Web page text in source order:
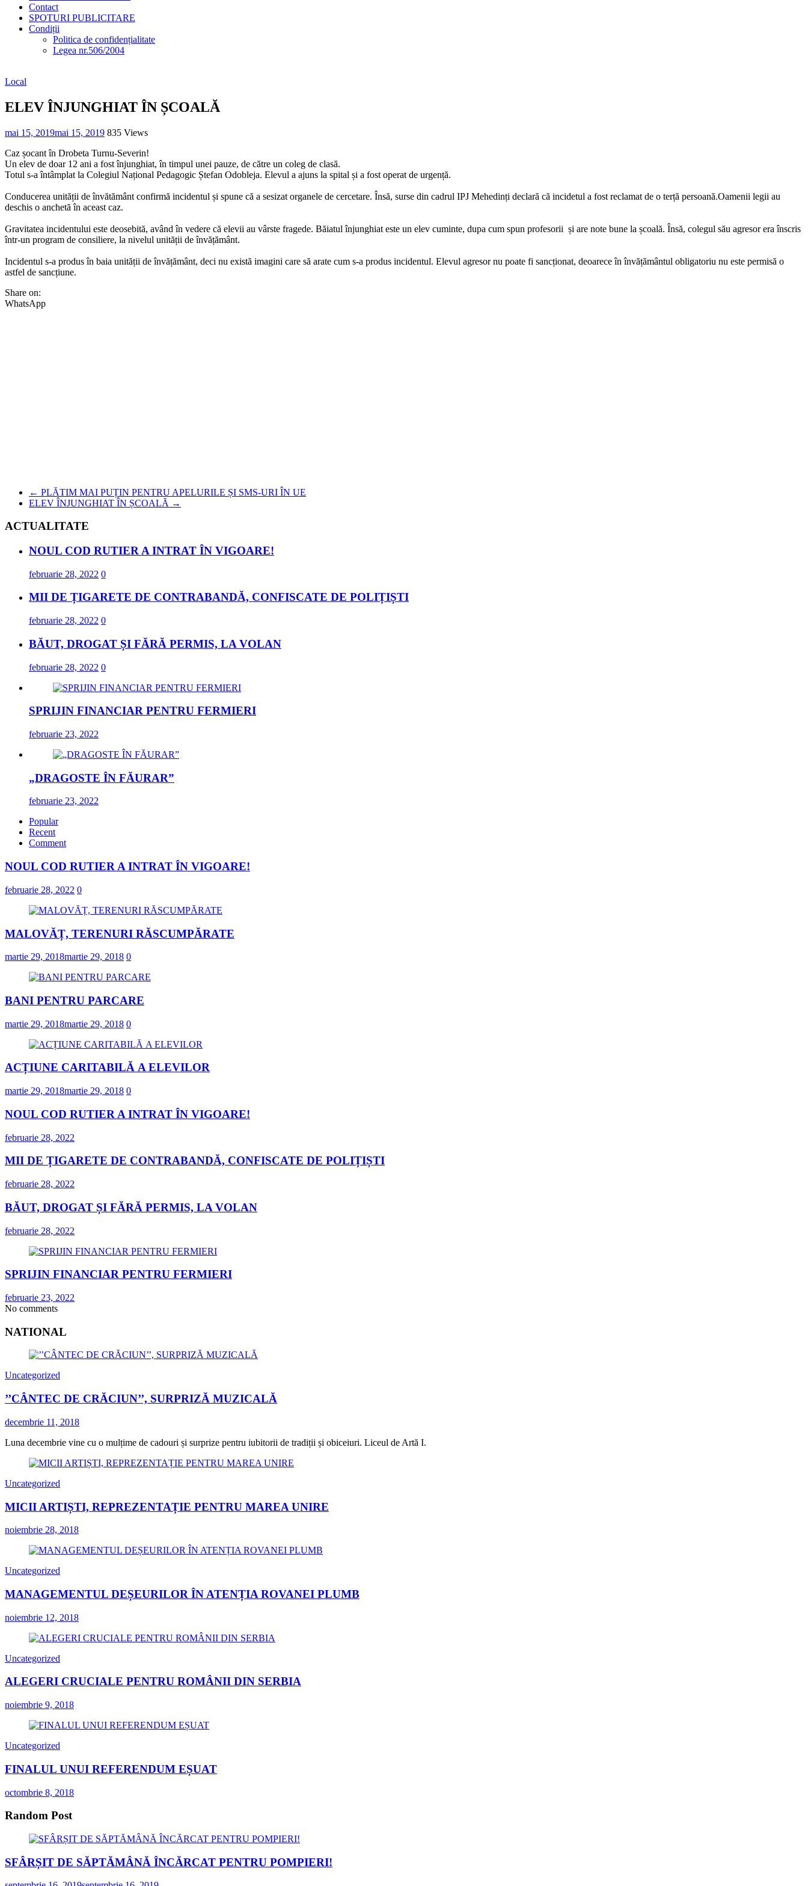
Contact
SPOTURI PUBLICITARE
Condiții
Politica de confidențialitate
Legea nr.506/2004
Local
ELEV ÎNJUNGHIAT ÎN ȘCOALĂ
mai 15, 2019mai 15, 2019 835 Views
Caz șocant în Drobeta Turnu-Severin!
Un elev de doar 12 ani a fost înjunghiat, în timpul unei pauze, de către un coleg de clasă.
Totul s-a întâmplat la Colegiul Național Pedagogic Ștefan Odobleja. Elevul a ajuns la spital și a fost operat de urgență.
Conducerea unității de învătământ confirmă incidentul și spune că a sesizat organele de cercetare. Însă, surse din cadrul IPJ Mehedinți declară că incidetul a fost reclamat de o terță persoană.Oamenii legii au
deschis o anchetă în aceast caz.
Gravitatea incidentului este deosebită, având în vedere că elevii au vârste fragede. Băiatul înjunghiat este un elev cuminte, dupa cum spun profesorii și are note bune la școală. Însă, colegul său agresor era înscris
într-un program de consiliere, la nivelul unității de învățământ.
Incidentul s-a produs în baia unității de învățământ, deci nu există imagini care să arate cum s-a produs incidentul. Elevul agresor nu poate fi sancționat, deoarece în învățământul obligatoriu nu este permisă o
astfel de sancțiune.
Share on:
WhatsApp
← PLĂTIM MAI PUȚIN PENTRU APELURILE ȘI SMS-URI ÎN UE
ELEV ÎNJUNGHIAT ÎN ȘCOALĂ →
ACTUALITATE
NOUL COD RUTIER A INTRAT ÎN VIGOARE!
februarie 28, 2022 0
MII DE ȚIGARETE DE CONTRABANDĂ, CONFISCATE DE POLIȚIȘTI
februarie 28, 2022 0
BĂUT, DROGAT ȘI FĂRĂ PERMIS, LA VOLAN
februarie 28, 2022 0
SPRIJIN FINANCIAR PENTRU FERMIERI
februarie 23, 2022
„DRAGOSTE ÎN FĂURAR”
februarie 23, 2022
Popular
Recent
Comment
NOUL COD RUTIER A INTRAT ÎN VIGOARE!
februarie 28, 2022 0
MALOVĂȚ, TERENURI RĂSCUMPĂRATE
martie 29, 2018martie 29, 2018 0
BANI PENTRU PARCARE
martie 29, 2018martie 29, 2018 0
ACȚIUNE CARITABILĂ A ELEVILOR
martie 29, 2018martie 29, 2018 0
NOUL COD RUTIER A INTRAT ÎN VIGOARE!
februarie 28, 2022
MII DE ȚIGARETE DE CONTRABANDĂ, CONFISCATE DE POLIȚIȘTI
februarie 28, 2022
BĂUT, DROGAT ȘI FĂRĂ PERMIS, LA VOLAN
februarie 28, 2022
SPRIJIN FINANCIAR PENTRU FERMIERI
februarie 23, 2022
No comments
NATIONAL
Uncategorized
’’CÂNTEC DE CRĂCIUN’’, SURPRIZĂ MUZICALĂ
decembrie 11, 2018
Luna decembrie vine cu o mulțime de cadouri și surprize pentru iubitorii de tradiții și obiceiuri. Liceul de Artă I.
Uncategorized
MICII ARTIȘTI, REPREZENTAȚIE PENTRU MAREA UNIRE
noiembrie 28, 2018
Uncategorized
MANAGEMENTUL DEȘEURILOR ÎN ATENȚIA ROVANEI PLUMB
noiembrie 12, 2018
Uncategorized
ALEGERI CRUCIALE PENTRU ROMÂNII DIN SERBIA
noiembrie 9, 2018
Uncategorized
FINALUL UNUI REFERENDUM EȘUAT
octombrie 8, 2018
Random Post
SFÂRȘIT DE SĂPTĂMÂNĂ ÎNCĂRCAT PENTRU POMPIERI!